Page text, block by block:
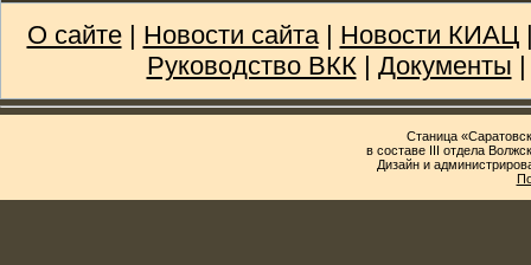
О сайте| Новости сайта| Новости КИАЦ
Руководство ВКК | Документы
Станица
в составе III отдела
Дизайн и